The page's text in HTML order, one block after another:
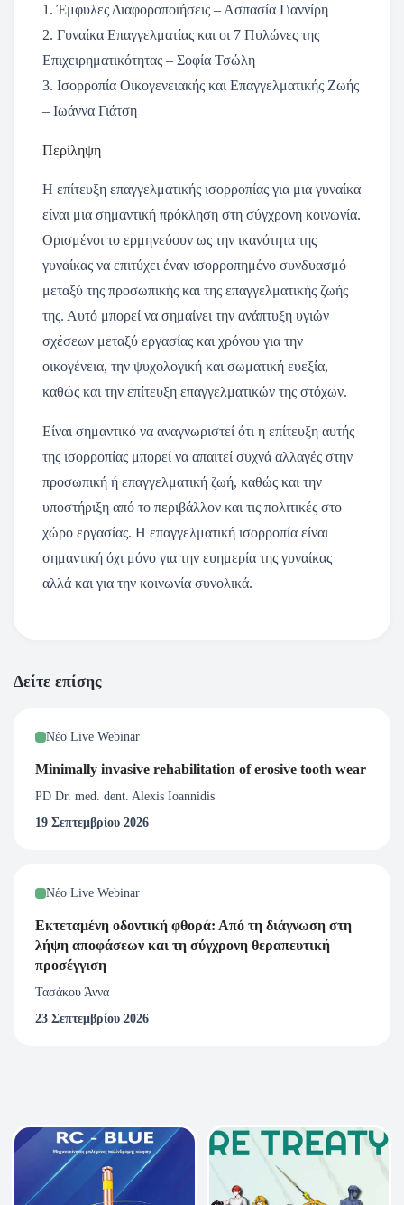
1. Έμφυλες Διαφοροποιήσεις – Ασπασία Γιαννίρη
2. Γυναίκα Επαγγελματίας και οι 7 Πυλώνες της
Επιχειρηματικότητας – Σοφία Τσώλη
3. Ισορροπία Οικογενειακής και Επαγγελματικής Ζωής
– Ιωάννα Γιάτση
Περίληψη
Η επίτευξη επαγγελματικής ισορροπίας για μια γυναίκα
είναι μια σημαντική πρόκληση στη σύγχρονη κοινωνία.
Ορισμένοι το ερμηνεύουν ως την ικανότητα της
γυναίκας να επιτύχει έναν ισορροπημένο συνδυασμό
μεταξύ της προσωπικής και της επαγγελματικής ζωής
της. Αυτό μπορεί να σημαίνει την ανάπτυξη υγιών
σχέσεων μεταξύ εργασίας και χρόνου για την
οικογένεια, την ψυχολογική και σωματική ευεξία,
καθώς και την επίτευξη επαγγελματικών της στόχων.
Είναι σημαντικό να αναγνωριστεί ότι η επίτευξη αυτής
της ισορροπίας μπορεί να απαιτεί συχνά αλλαγές στην
προσωπική ή επαγγελματική ζωή, καθώς και την
υποστήριξη από το περιβάλλον και τις πολιτικές στο
χώρο εργασίας. Η επαγγελματική ισορροπία είναι
σημαντική όχι μόνο για την ευημερία της γυναίκας
αλλά και για την κοινωνία συνολικά.
Δείτε επίσης
Νέο Live Webinar
Minimally invasive rehabilitation of erosive tooth wear
PD Dr. med. dent. Alexis Ioannidis
19 Σεπτεμβρίου 2026
Νέο Live Webinar
Εκτεταμένη οδοντική φθορά: Από τη διάγνωση στη
λήψη αποφάσεων και τη σύγχρονη θεραπευτική
προσέγγιση
Τασάκου Άννα
23 Σεπτεμβρίου 2026